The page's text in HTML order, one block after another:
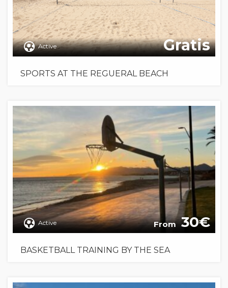
Active Gratis
SPORTS AT THE REGUERAL BEACH
Active From 30
BASKETBALL TRAINING BY THE SEA